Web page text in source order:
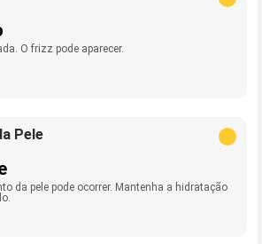
O frizz pode aparecer.
Pele
da pele pode ocorrer. Mantenha a hidratação